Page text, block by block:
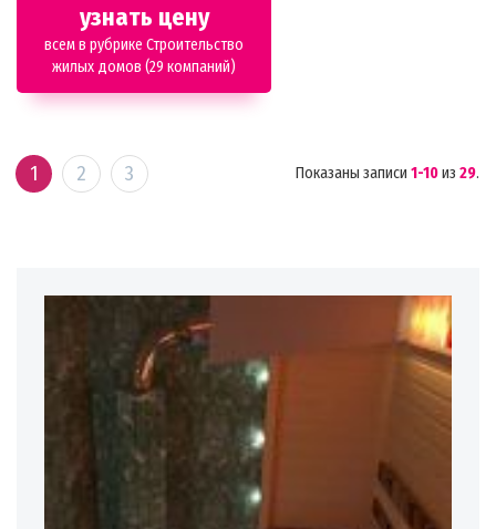
узнать цену
всем в рубрике Строительство
жилых домов (29 компаний)
1 2 3 Показаны записи 1-10из 29.